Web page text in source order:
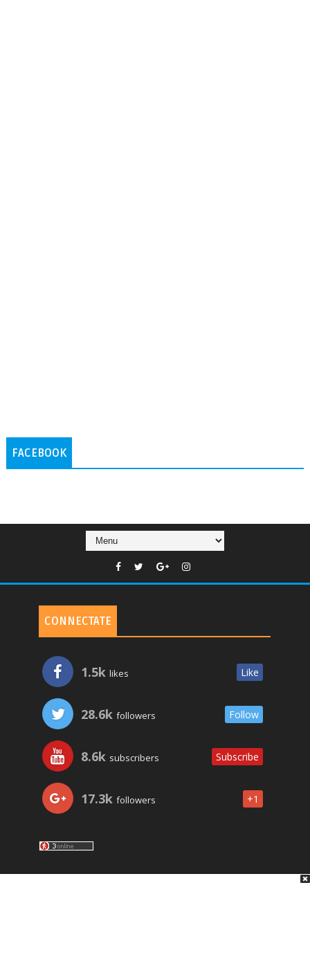
FACEBOOK
CONNECTATE
1.5k likes Like
28.6k followers Follow
8.6k subscribers Subscribe
17.3k followers +1